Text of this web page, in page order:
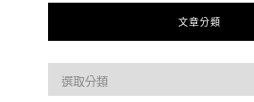
文章分類